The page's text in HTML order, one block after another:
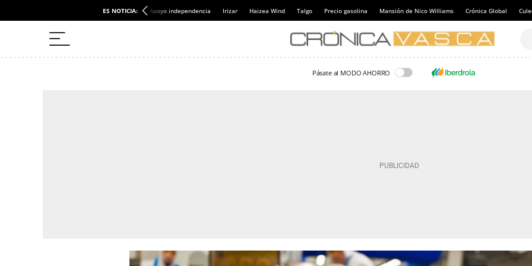
ES NOTICIA: Apoyo independencia Irizar Haizea Wind Talgo Precio gasolina Mansión de Nico Williams Crónica Global
Pásate al MODO AHORRO